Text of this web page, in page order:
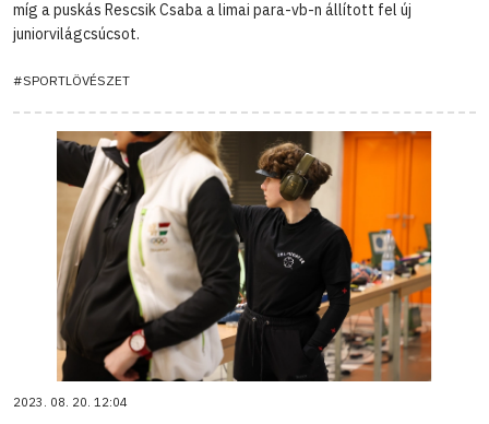
míg a puskás Rescsik Csaba a limai para-vb-n állított fel új
juniorvilágcsúcsot.
#SPORTLÖVÉSZET
2023. 08. 20. 12:04